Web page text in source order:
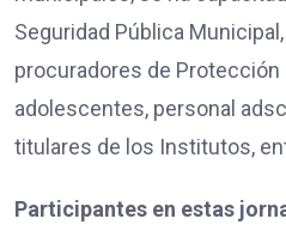
Seguridad Pública
procuradores de Protección
adolescentes, personal
titulares de los Institutos,
Participantes en estas